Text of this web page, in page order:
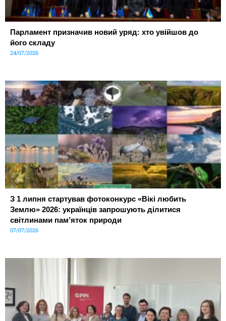
Парламент призначив новий уряд: хто увійшов до
його складу
24/07/2026
З 1 липня стартував фотоконкурс «Вікі любить
Землю» 2026: українців запрошують ділитися
світлинами пам’яток природи
07/07/2026